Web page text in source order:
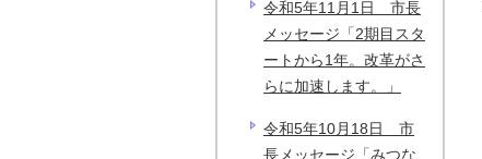
令和5年11月1日 市長
メッセージ「2期目スタ
ートから1年。改革がさ
らに加速します。」
令和5年10月18日 市
長メッセージ「みつな